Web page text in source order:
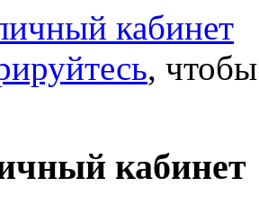
кабинет
,
кабинет